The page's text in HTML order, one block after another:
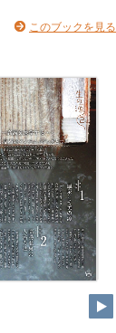
このブックを見る